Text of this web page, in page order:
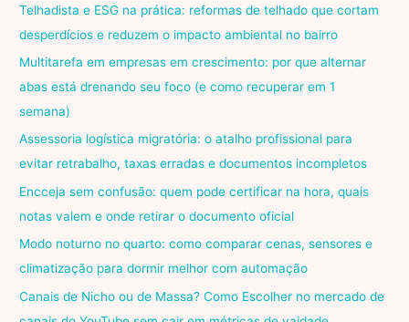
Telhadista e ESG na prática: reformas de telhado que cortam
desperdícios e reduzem o impacto ambiental no bairro
Multitarefa em empresas em crescimento: por que alternar
abas está drenando seu foco (e como recuperar em 1
semana)
Assessoria logística migratória: o atalho profissional para
evitar retrabalho, taxas erradas e documentos incompletos
Encceja sem confusão: quem pode certificar na hora, quais
notas valem e onde retirar o documento oficial
Modo noturno no quarto: como comparar cenas, sensores e
climatização para dormir melhor com automação
Canais de Nicho ou de Massa? Como Escolher no mercado de